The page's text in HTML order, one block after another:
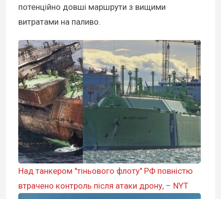
потенційно довші маршрути з вищими
витратами на паливо.
Над танкером "тіньового флоту" РФ повністю
втрачено контроль після атаки дрону, – NYT